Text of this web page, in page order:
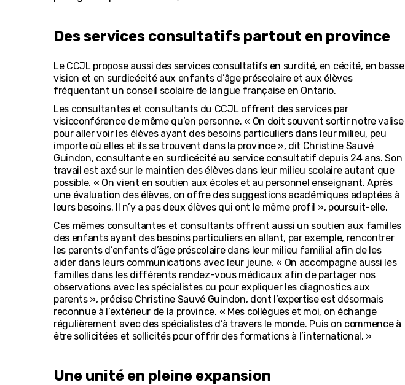
Des services consultatifs partout en province
Le CCJL propose aussi des services consultatifs en surdité, en cécité, en basse
vision et en surdicécité aux enfants d’âge préscolaire et aux élèves
fréquentant un conseil scolaire de langue française en Ontario.
Les consultantes et consultants du CCJL offrent des services par
visioconférence de même qu’en personne. « On doit souvent sortir notre valise
pour aller voir les élèves ayant des besoins particuliers dans leur milieu, peu
importe où elles et ils se trouvent dans la province », dit Christine Sauvé
Guindon, consultante en surdicécité au service consultatif depuis 24 ans. Son
travail est axé sur le maintien des élèves dans leur milieu scolaire autant que
possible. « On vient en soutien aux écoles et au personnel enseignant. Après
une évaluation des élèves, on offre des suggestions académiques adaptées à
leurs besoins. Il n’y a pas deux élèves qui ont le même profil », poursuit-elle.
Ces mêmes consultantes et consultants offrent aussi un soutien aux familles
des enfants ayant des besoins particuliers en allant, par exemple, rencontrer
les parents d’enfants d’âge préscolaire dans leur milieu familial afin de les
aider dans leurs communications avec leur jeune. « On accompagne aussi les
familles dans les différents rendez-vous médicaux afin de partager nos
observations avec les spécialistes ou pour expliquer les diagnostics aux
parents », précise Christine Sauvé Guindon, dont l’expertise est désormais
reconnue à l’extérieur de la province. « Mes collègues et moi, on échange
régulièrement avec des spécialistes d’à travers le monde. Puis on commence à
être sollicitées et sollicités pour offrir des formations à l’international. »
Une unité en pleine expansion